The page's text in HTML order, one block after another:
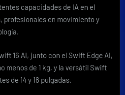
capacidades de IA en el
profesionales en movimiento y
16 AI, junto con el Swift Edge AI,
menos de 1 kg, y la versátil Swift
de 14 y 16 pulgadas.